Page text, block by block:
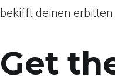
bekifft deinen erbitten
Get